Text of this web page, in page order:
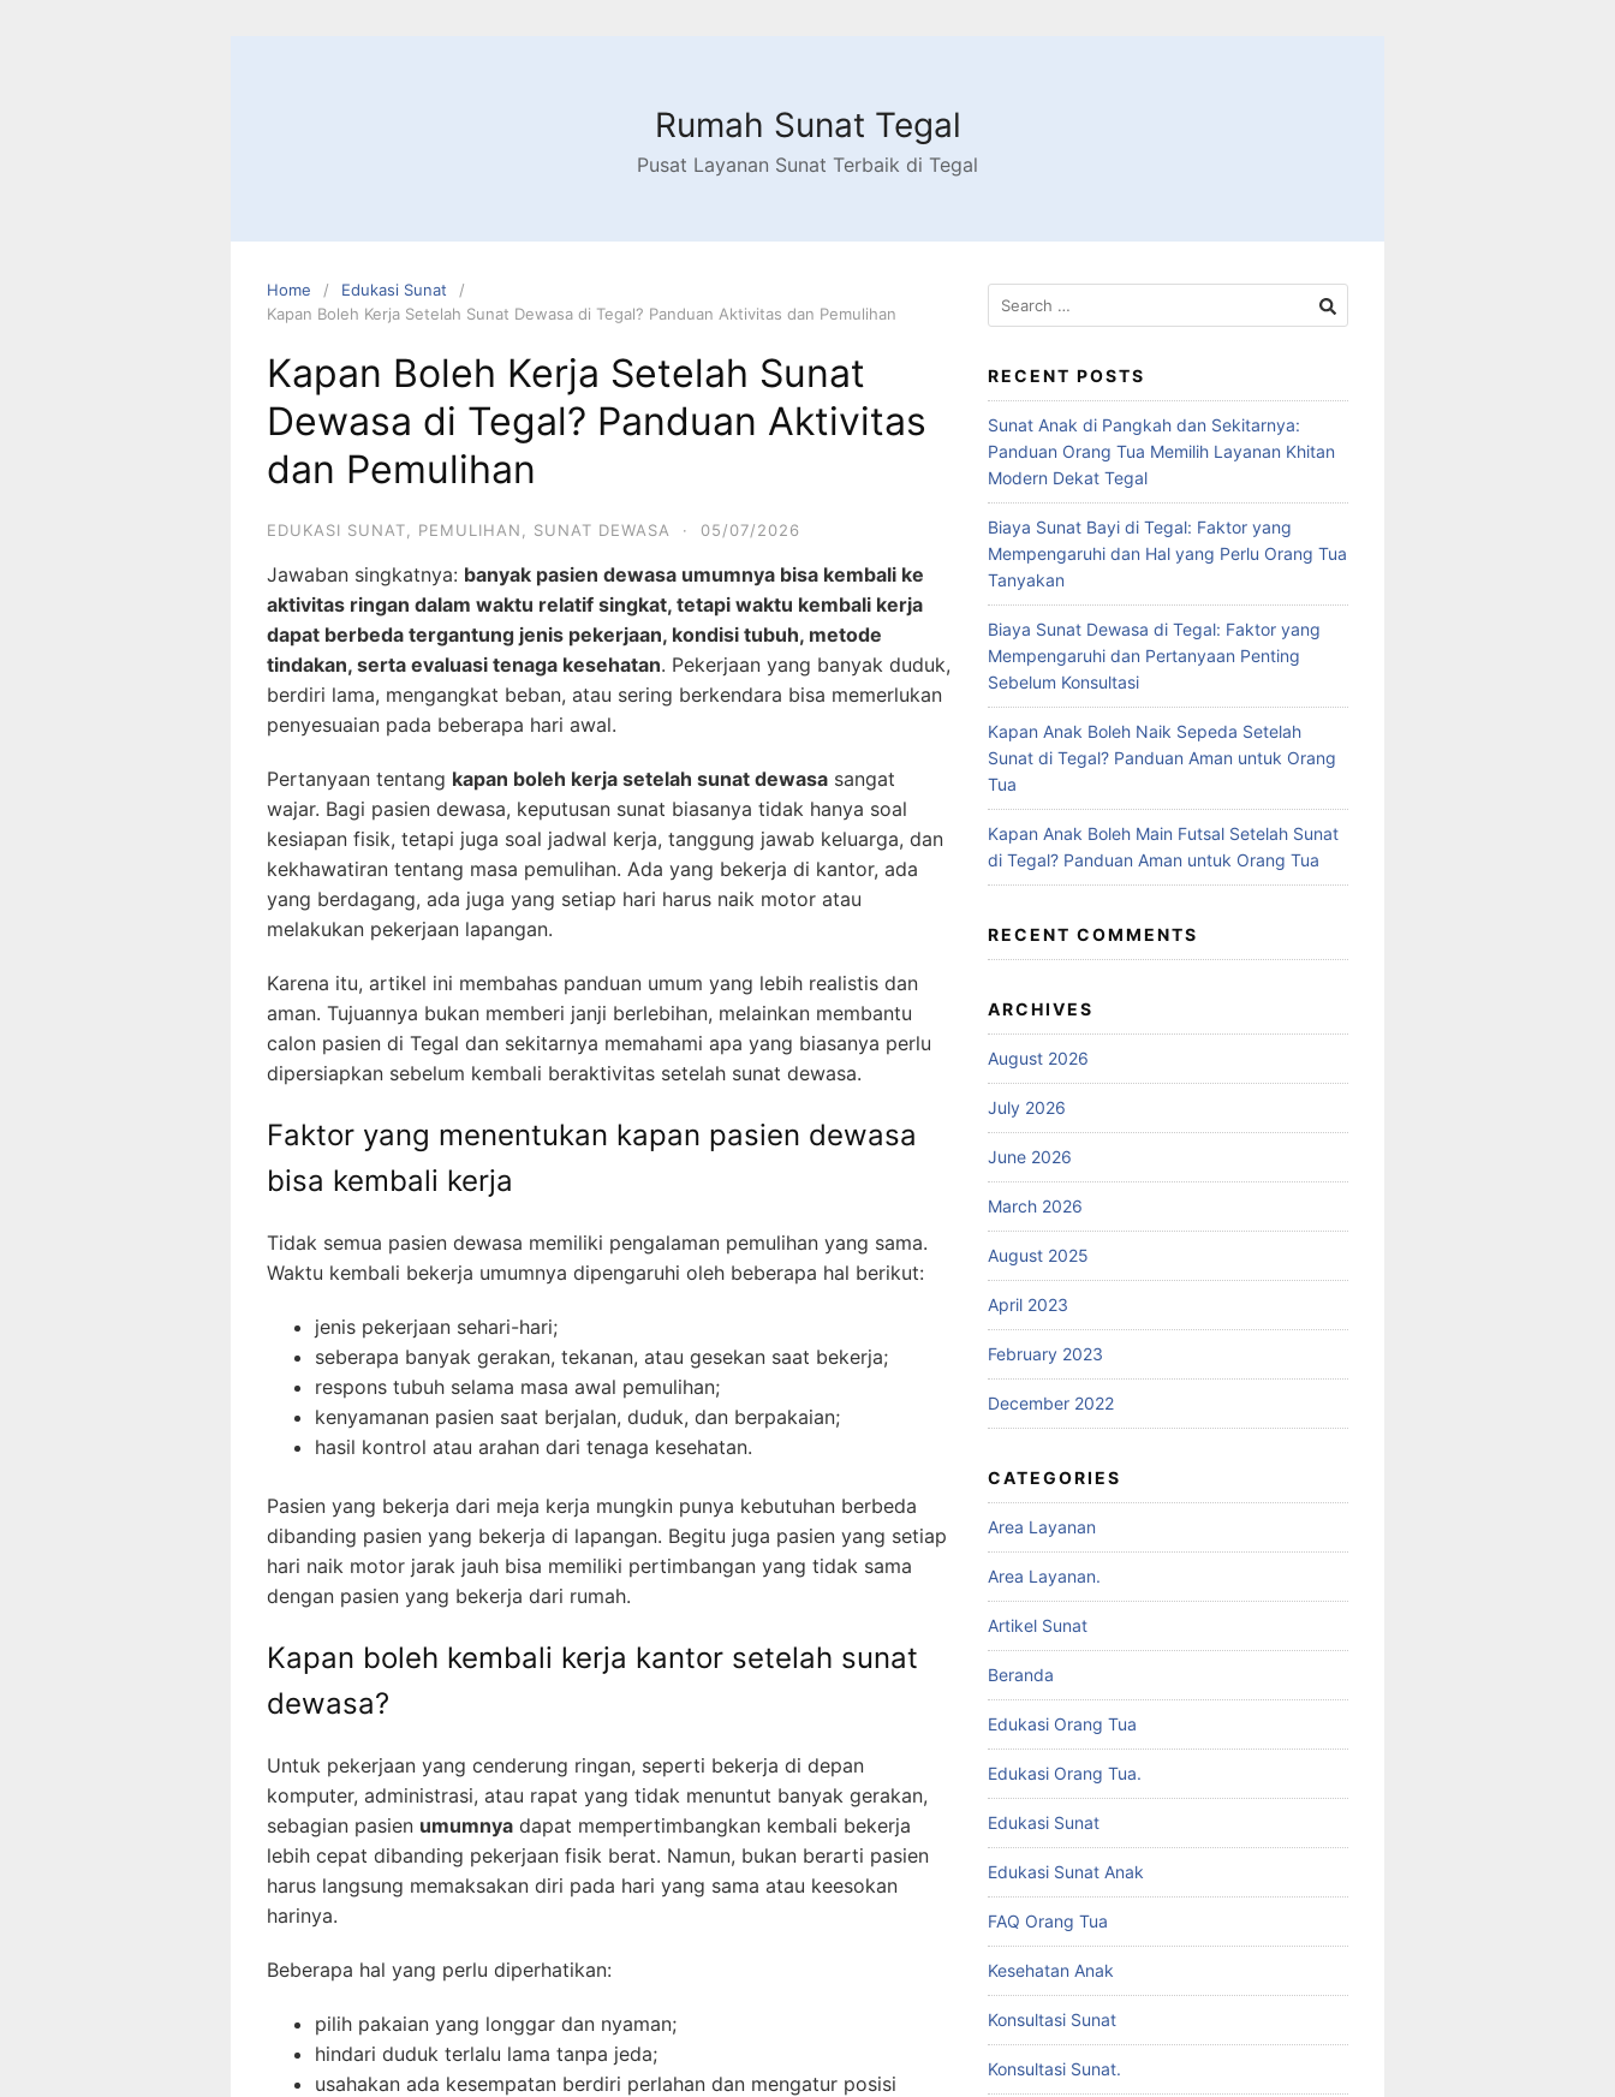
Rumah Sunat Tegal
Pusat Layanan Sunat Terbaik di Tegal
Home
Edukasi Sunat
Kapan Boleh Kerja Setelah Sunat Dewasa di Tegal? Panduan Aktivitas dan Pemulihan
Kapan Boleh Kerja Setelah Sunat
Dewasa di Tegal? Panduan Aktivitas
dan Pemulihan
EDUKASI SUNAT PEMULIHAN SUNAT DEWASA · 05/07/2026
Jawaban singkatnya: banyak pasien dewasa umumnya bisa kembali ke
aktivitas ringan dalam waktu relatif singkat, tetapi waktu kembali kerja
dapat berbeda tergantung jenis pekerjaan, kondisi tubuh, metode
tindakan, serta evaluasi tenaga kesehatan. Pekerjaan yang banyak duduk,
berdiri lama, mengangkat beban, atau sering berkendara bisa memerlukan
penyesuaian pada beberapa hari awal.
Pertanyaan tentang kapan boleh kerja setelah sunat dewasa sangat
wajar. Bagi pasien dewasa, keputusan sunat biasanya tidak hanya soal
kesiapan fisik, tetapi juga soal jadwal kerja, tanggung jawab keluarga, dan
kekhawatiran tentang masa pemulihan. Ada yang bekerja di kantor, ada
yang berdagang, ada juga yang setiap hari harus naik motor atau
melakukan pekerjaan lapangan.
Karena itu, artikel ini membahas panduan umum yang lebih realistis dan
aman. Tujuannya bukan memberi janji berlebihan, melainkan membantu
calon pasien di Tegal dan sekitarnya memahami apa yang biasanya perlu
dipersiapkan sebelum kembali beraktivitas setelah sunat dewasa.
Faktor yang menentukan kapan pasien dewasa
bisa kembali kerja
Tidak semua pasien dewasa memiliki pengalaman pemulihan yang sama.
Waktu kembali bekerja umumnya dipengaruhi oleh beberapa hal berikut:
jenis pekerjaan sehari-hari;
seberapa banyak gerakan, tekanan, atau gesekan saat bekerja;
respons tubuh selama masa awal pemulihan;
kenyamanan pasien saat berjalan, duduk, dan berpakaian;
hasil kontrol atau arahan dari tenaga kesehatan.
Pasien yang bekerja dari meja kerja mungkin punya kebutuhan berbeda
dibanding pasien yang bekerja di lapangan. Begitu juga pasien yang setiap
hari naik motor jarak jauh bisa memiliki pertimbangan yang tidak sama
dengan pasien yang bekerja dari rumah.
Kapan boleh kembali kerja kantor setelah sunat
dewasa?
Untuk pekerjaan yang cenderung ringan, seperti bekerja di depan
komputer, administrasi, atau rapat yang tidak menuntut banyak gerakan,
sebagian pasien umumnya dapat mempertimbangkan kembali bekerja
lebih cepat dibanding pekerjaan fisik berat. Namun, bukan berarti pasien
harus langsung memaksakan diri pada hari yang sama atau keesokan
harinya.
Beberapa hal yang perlu diperhatikan:
pilih pakaian yang longgar dan nyaman;
hindari duduk terlalu lama tanpa jeda;
usahakan ada kesempatan berdiri perlahan dan mengatur posisi
Search
for:
RECENT POSTS
Sunat Anak di Pangkah dan Sekitarnya:
Panduan Orang Tua Memilih Layanan Khitan
Modern Dekat Tegal
Biaya Sunat Bayi di Tegal: Faktor yang
Mempengaruhi dan Hal yang Perlu Orang Tua
Tanyakan
Biaya Sunat Dewasa di Tegal: Faktor yang
Mempengaruhi dan Pertanyaan Penting
Sebelum Konsultasi
Kapan Anak Boleh Naik Sepeda Setelah
Sunat di Tegal? Panduan Aman untuk Orang
Tua
Kapan Anak Boleh Main Futsal Setelah Sunat
di Tegal? Panduan Aman untuk Orang Tua
RECENT COMMENTS
ARCHIVES
August 2026
July 2026
June 2026
March 2026
August 2025
April 2023
February 2023
December 2022
CATEGORIES
Area Layanan
Area Layanan.
Artikel Sunat
Beranda
Edukasi Orang Tua
Edukasi Orang Tua.
Edukasi Sunat
Edukasi Sunat Anak
FAQ Orang Tua
Kesehatan Anak
Konsultasi Sunat
Konsultasi Sunat.